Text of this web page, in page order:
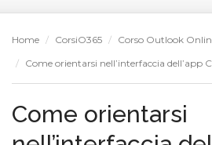
Home CorsiO365
Corso Outlook
Come orientarsi nell’interfaccia dell’app
Come orientarsi